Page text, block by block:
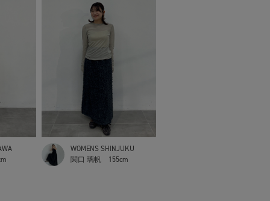
WOMENS SHINJUKU
関口 璃帆
155cm